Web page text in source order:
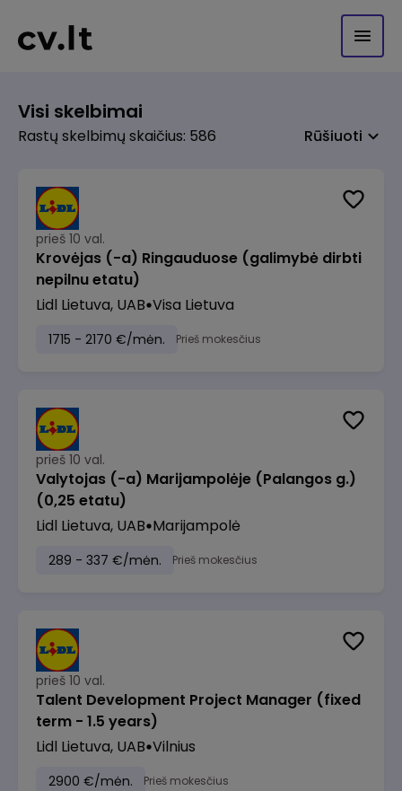
Visi skelbimai
Rastų skelbimų skaičius: 586 Rūšiuoti
prieš 10 val.
Krovėjas (-a) Ringauduose (galimybė dirbti
nepilnu etatu)
Lidl Lietuva, UAB Visa Lietuva
1715 - 2170 €/mėn. Prieš mokesčius
prieš 10 val.
Valytojas (-a) Marijampolėje (Palangos g.)
(0,25 etatu)
Lidl Lietuva, UAB Marijampolė
289 - 337 €/mėn. Prieš mokesčius
prieš 10 val.
Talent Development Project Manager (fixed
term - 1.5 years)
Lidl Lietuva, UAB Vilnius
2900 €/mėn. Prieš mokesčius